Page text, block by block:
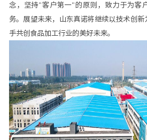
念，坚持"客户第一"的原则，致力于为客
务。展望未来，山东真诺将继续以技术创
手共创食品加工行业的美好未来。